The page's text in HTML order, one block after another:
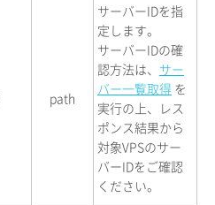
path
サーバーIDを指
定します。
サーバーIDの確
認方法は、 サー
バー一覧取得 を
実行の上、レス
ポンス結果から
対象VPSのサー
バーIDをご確認
ください。